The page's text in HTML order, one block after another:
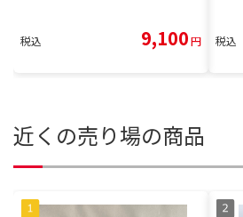
税込 9,100円 税込
近くの売り場の商品